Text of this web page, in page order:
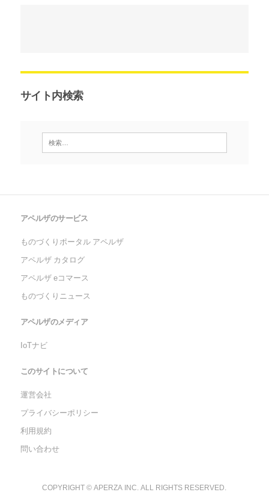
サイト内検索
アペルザのサービス
ものづくりポータル アペルザ
アペルザ カタログ
アペルザ eコマース
ものづくりニュース
アペルザのメディア
IoTナビ
このサイトについて
運営会社
プライバシーポリシー
利用規約
問い合わせ
COPYRIGHT © APERZA INC. ALL RIGHTS RESERVED.